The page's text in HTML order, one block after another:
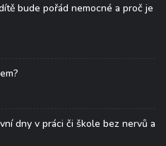
bude pořád nemocné a proč je
dny v práci či škole bez nervů a